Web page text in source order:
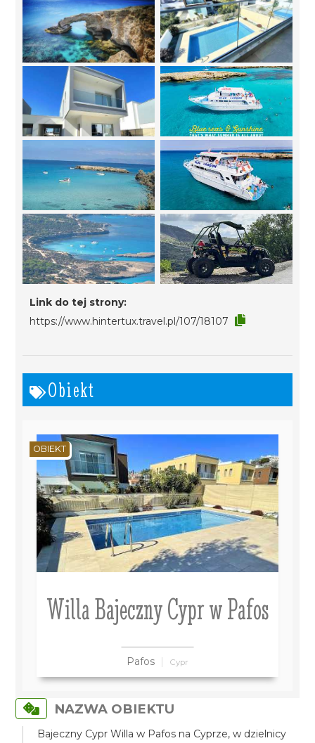
Link do tej strony:
https://www.hintertux.travel.pl/107/18107
Obiekt
Willa Bajeczny Cypr w Pafos
Pafos Cypr
OBIEKT
NAZWA OBIEKTU
Bajeczny Cypr Willa w Pafos na Cyprze, w dzielnicy